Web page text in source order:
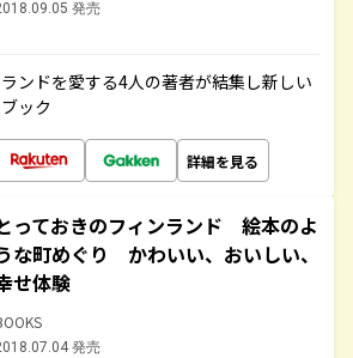
発売
ンドを愛する4人の著者が結集し新しい
ック
詳細を見る
っておきのフィンランド 絵本のよ
な町めぐり かわいい、おいしい、
せ体験
発売